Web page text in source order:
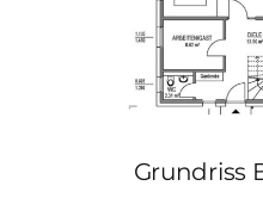
Grundriss